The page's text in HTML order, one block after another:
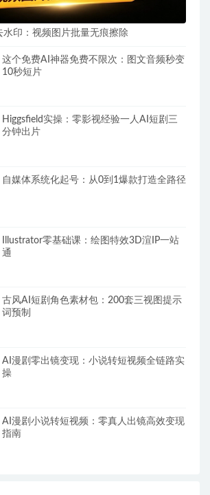
印：视频图片批量无痕擦除
这个免费AI神器免费不限次：图文音频秒变
10秒短片
Higgsfield实操：零影视经验一人AI短剧三
分钟出片
自媒体系统化起号：从0到1爆款打造全路径
Illustrator零基础课：绘图特效3D渲IP一站
通
古风AI短剧角色素材包：200套三视图提示
词预制
AI漫剧零出镜变现：小说转短视频全链路实
操
AI漫剧小说转短视频：零真人出镜高效变现
指南